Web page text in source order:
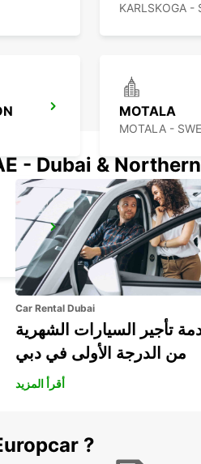
KARLSKOGA -
MOTALA
MOTALA -
MARIESTAD
MARIESTAD -
- Dubai &
Car Rental Dubai
تأجير السيارات الشهرية
من الدرجة الأولى في دبي
أقرأ المزيد
?